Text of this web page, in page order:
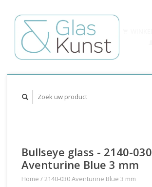
Bullseye glass - 2140-030
Aventurine Blue 3 mm
Home /2140-030 Aventurine Blue 3 mm